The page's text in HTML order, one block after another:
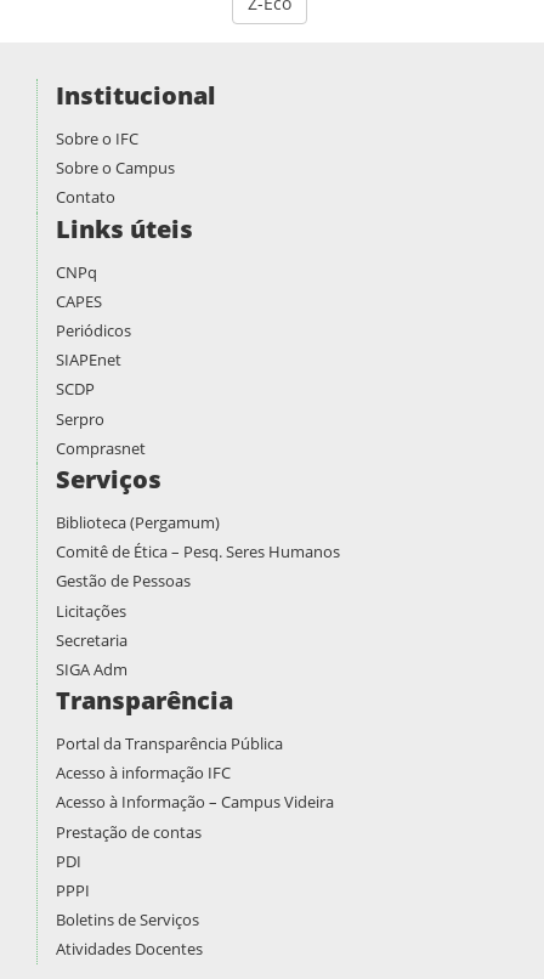
Institucional
Sobre o IFC
Sobre o Campus
Contato
Links úteis
CNPq
CAPES
Periódicos
SIAPEnet
SCDP
Serpro
Comprasnet
Serviços
Biblioteca (Pergamum)
Comitê de Ética – Pesq. Seres Humanos
Gestão de Pessoas
Licitações
Secretaria
SIGA Adm
Transparência
Portal da Transparência Pública
Acesso à informação IFC
Acesso à Informação – Campus Videira
Prestação de contas
PDI
PPPI
Boletins de Serviços
Atividades Docentes